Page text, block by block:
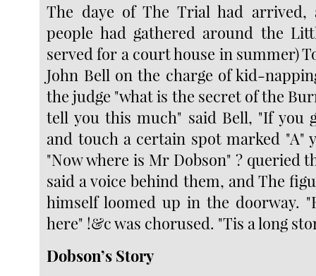
The daye of The Trial had
people had gathered around the
served for a court house in summer)
John Bell on the charge of kid-
the judge "what is the secret of the
tell you this much" said Bell, "If you
and touch a certain spot marked "A"
"Now where is Mr Dobson" ? queried
said a voice behind them, and The
himself loomed up in the doorway.
here" !&c was chorused. "Tis a long
Dobson’s Story